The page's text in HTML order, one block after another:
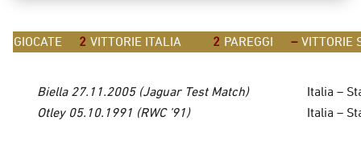
GIOCATE 2 VITTORIE ITALIA 2 PAREGGI – VITTORIE
Biella 27.11.2005 (Jaguar Test Match)
Italia –
Otley 05.10.1991 (RWC ’91)
Italia –